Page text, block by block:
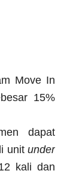
Move In
15%
dapat
unit under
kali dan